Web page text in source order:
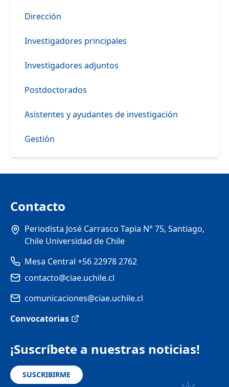
Dirección
Investigadores principales
Investigadores adjuntos
Postdoctorados
Asistentes y ayudantes de investigación
Gestión
Contacto
Periodista José Carrasco Tapia N° 75, Santiago,
Chile Universidad de Chile
Mesa Central +56 22978 2762
contacto@ciae.uchile.cl
comunicaciones@ciae.uchile.cl
Convocatorias
¡Suscríbete a nuestras noticias!
SUSCRIBIRME